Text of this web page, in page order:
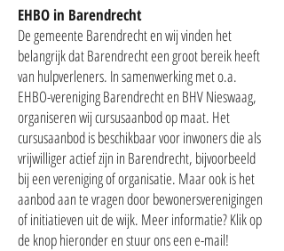
EHBO in Barendrecht
De gemeente Barendrecht en wij vinden het
belangrijk dat Barendrecht een groot bereik heeft
van hulpverleners. In samenwerking met o.a.
EHBO-vereniging Barendrecht en BHV Nieswaag,
organiseren wij cursusaanbod op maat. Het
cursusaanbod is beschikbaar voor inwoners die als
vrijwilliger actief zijn in Barendrecht, bijvoorbeeld
bij een vereniging of organisatie. Maar ook is het
aanbod aan te vragen door bewonersverenigingen
of initiatieven uit de wijk. Meer informatie? Klik op
de knop hieronder en stuur ons een e-mail!